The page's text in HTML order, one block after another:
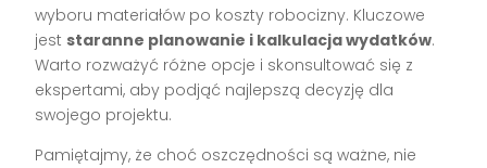
wyboru materiałów po koszty robocizny. Kluczowe
jest staranne planowanie i kalkulacja wydatków.
Warto rozważyć różne opcje i skonsultować się z
ekspertami, aby podjąć najlepszą decyzję dla
swojego projektu.
Pamiętajmy, że choć oszczędności są ważne, nie